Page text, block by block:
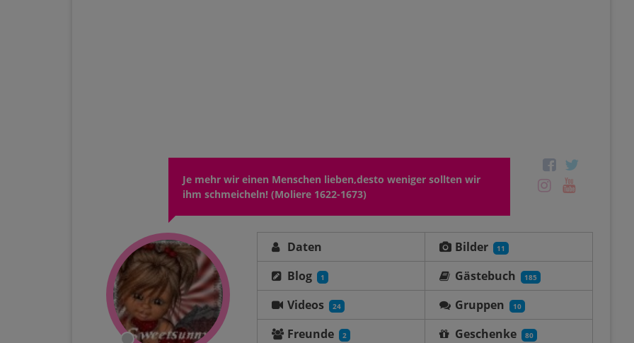
Je mehr wir einen Menschen lieben,desto weniger sollten wir
ihm schmeicheln! (Moliere 1622-1673)
Daten Bilder 11
Blog 1 Gästebuch 185
Videos 24 Gruppen 10
Freunde 2 Geschenke 80